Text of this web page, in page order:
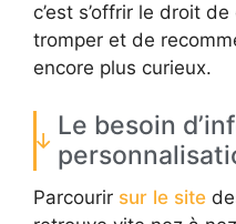
c’est s’offrir le droit
tromper et de
encore plus curieux.
Le besoin
Parcourir sur le site